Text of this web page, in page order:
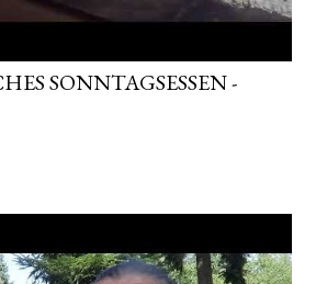
SONNTAGSESSEN -